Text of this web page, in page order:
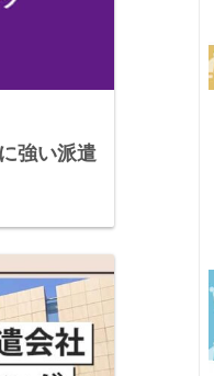
強い派遣